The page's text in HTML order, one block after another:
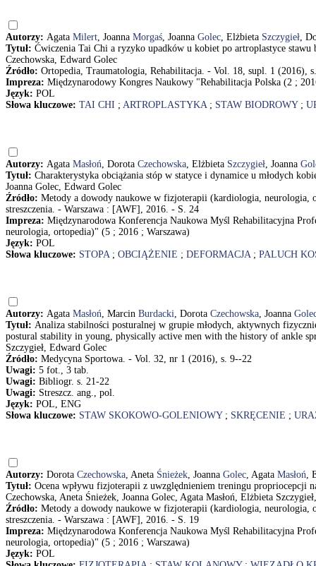
Autorzy: Agata Milert, Joanna Morgaś, Joanna Golec, Elżbieta Szczygieł,
Tytuł: Ćwiczenia Tai Chi a ryzyko upadków u kobiet po artroplastyce
Czechowska, Edward Golec
Źródło: Ortopedia, Traumatologia, Rehabilitacja. - Vol. 18, supl. 1 (2016),
Impreza: Międzynarodowy Kongres Naukowy "Rehabilitacja Polska (2 ;
Język: POL
Słowa kluczowe: TAI CHI ; ARTROPLASTYKA; STAW BIODROWY;
Autorzy: Agata Masłoń, Dorota Czechowska, Elżbieta Szczygieł, Joanna
Tytuł: Charakterystyka obciążania stóp w statyce i dynamice u młodych
Joanna Golec, Edward Golec
Źródło: Metody a dowody naukowe w fizjoterapii (kardiologia, neurologia,
streszczenia. - Warszawa : [AWF], 2016. - S. 24
Impreza: Międzynarodowa Konferencja Naukowa Myśl Rehabilitacyjna
neurologia, ortopedia)" (5 ; 2016 ; Warszawa)
Język: POL
Słowa kluczowe: STOPA; OBCIĄŻENIE ; DEFORMACJA; PALUCH
Autorzy: Agata Masłoń, Marcin Burdacki, Dorota Czechowska, Joanna
Tytuł: Analiza stabilności posturalnej w grupie młodych, aktywnych
postural stability in young, physically active men with the history of ankle
Szczygieł, Edward Golec
Źródło: Medycyna Sportowa. - Vol. 32, nr 1 (2016), s. 9--22
Uwagi: 5 fot., 3 tab.
Uwagi: Bibliogr. s. 21-22
Uwagi: Streszcz. ang., pol.
Język: POL, ENG
Słowa kluczowe: STAW SKOKOWO-GOLENIOWY; SKRĘCENIE ;
Autorzy: Dorota Czechowska, Aneta Śnieżek, Joanna Golec, Agata Masłoń,
Tytuł: Ocena wpływu fizjoterapii z uwzględnieniem treningu propriocepcji
Czechowska, Aneta Śnieżek, Joanna Golec, Agata Masłoń, Elżbieta
Źródło: Metody a dowody naukowe w fizjoterapii (kardiologia, neurologia,
streszczenia. - Warszawa : [AWF], 2016. - S. 19
Impreza: Międzynarodowa Konferencja Naukowa Myśl Rehabilitacyjna
neurologia, ortopedia)" (5 ; 2016 ; Warszawa)
Język: POL